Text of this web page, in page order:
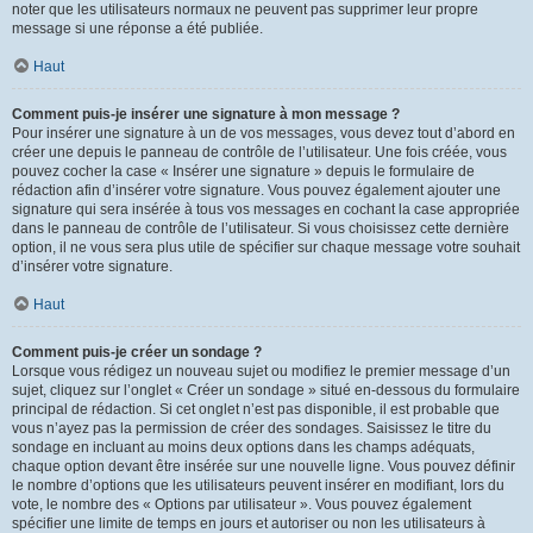
noter que les utilisateurs normaux ne peuvent pas supprimer leur propre
message si une réponse a été publiée.
Haut
Comment puis-je insérer une signature à mon message ?
Pour insérer une signature à un de vos messages, vous devez tout d’abord en
créer une depuis le panneau de contrôle de l’utilisateur. Une fois créée, vous
pouvez cocher la case « Insérer une signature » depuis le formulaire de
rédaction afin d’insérer votre signature. Vous pouvez également ajouter une
signature qui sera insérée à tous vos messages en cochant la case appropriée
dans le panneau de contrôle de l’utilisateur. Si vous choisissez cette dernière
option, il ne vous sera plus utile de spécifier sur chaque message votre souhait
d’insérer votre signature.
Haut
Comment puis-je créer un sondage ?
Lorsque vous rédigez un nouveau sujet ou modifiez le premier message d’un
sujet, cliquez sur l’onglet « Créer un sondage » situé en-dessous du formulaire
principal de rédaction. Si cet onglet n’est pas disponible, il est probable que
vous n’ayez pas la permission de créer des sondages. Saisissez le titre du
sondage en incluant au moins deux options dans les champs adéquats,
chaque option devant être insérée sur une nouvelle ligne. Vous pouvez définir
le nombre d’options que les utilisateurs peuvent insérer en modifiant, lors du
vote, le nombre des « Options par utilisateur ». Vous pouvez également
spécifier une limite de temps en jours et autoriser ou non les utilisateurs à